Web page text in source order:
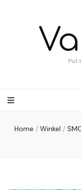
Put
Home / Winkel /